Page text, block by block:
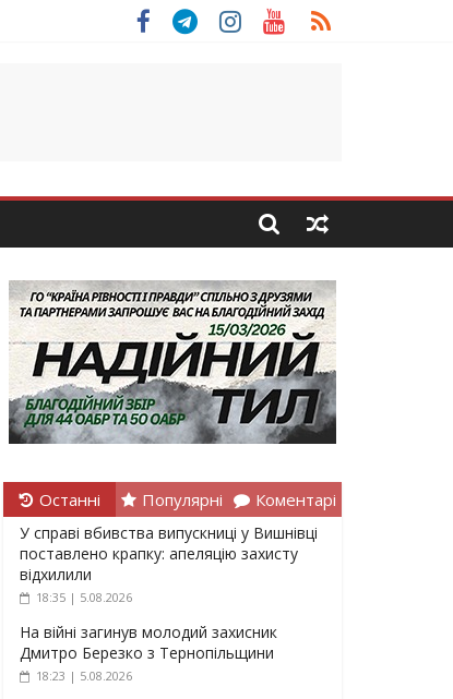
Останні Популярні Коментарі
У справі вбивства випускниці у Вишнівці
поставлено крапку: апеляцію захисту
відхилили
18:35 | 5.08.2026
На війні загинув молодий захисник
Дмитро Березко з Тернопільщини
18:23 | 5.08.2026